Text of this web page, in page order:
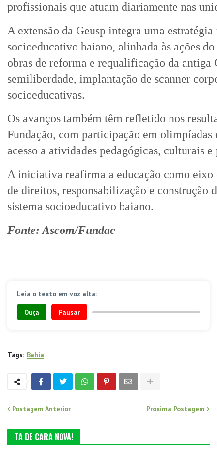
profissionais que atuam diariamente nas
A extensão da Geusp integra uma
socioeducativo baiano, alinhada às ações
obras de reforma e requalificação da antiga
semiliberdade, implantação de scanner
socioeducativas.
Os avanços também têm refletido nos
Fundação, com participação em
acesso a atividades pedagógicas, culturais
A iniciativa reafirma a educação como eixo
de direitos, responsabilização e construção
sistema socioeducativo baiano.
Fonte: Ascom/Fundac
Leia o texto em voz alta:
Ouça Pausar
Tags: Bahia
Postagem Anterior Próxima Postagem
TA DE CARA NOVA!